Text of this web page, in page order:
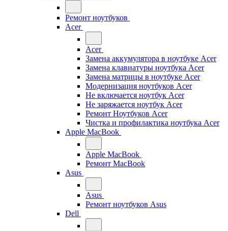
Ремонт ноутбуков
Acer
Acer
Замена аккумулятора в ноутбуке Acer
Замена клавиатуры ноутбука Acer
Замена матрицы в ноутбуке Acer
Модернизация ноутбуков Acer
Не включается ноутбук Acer
Не заряжается ноутбук Acer
Ремонт Ноутбуков Acer
Чистка и профилактика ноутбука Acer
Apple MacBook
Apple MacBook
Ремонт MacBook
Asus
Asus
Ремонт ноутбуков Asus
Dell